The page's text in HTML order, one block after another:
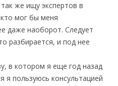
же ищу экспертов в
мог бы меня
даже наоборот. Следует
разбирается, и под нее
в котором я еще год назад
я пользуюсь консультацией